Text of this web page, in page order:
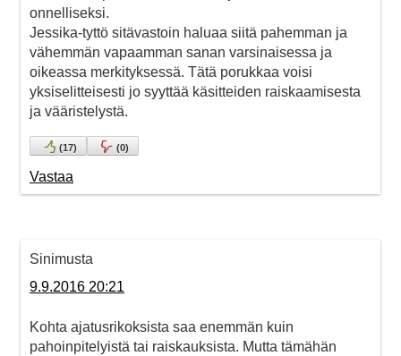
onnelliseksi.
Jessika-tyttö sitävastoin haluaa siitä pahemman ja
vähemmän vapaamman sanan varsinaisessa ja
oikeassa merkityksessä. Tätä porukkaa voisi
yksiselitteisesti jo syyttää käsitteiden raiskaamisesta
ja vääristelystä.
(17) (0)
Vastaa
Sinimusta
9.9.2016 20:21
Kohta ajatusrikoksista saa enemmän kuin
pahoinpitelyistä tai raiskauksista. Mutta tämähän